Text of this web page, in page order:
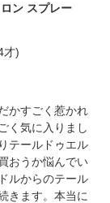
ン スプレー
才)
かすごく惹かれ
く気に入りまし
テールドゥエル
おうか悩んでい
ルからのテール
きます。本当に